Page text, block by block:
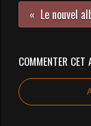
COMMENTER CET